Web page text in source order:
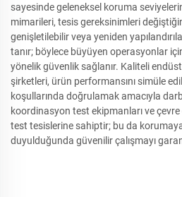
sayesinde geleneksel koruma
mimarileri, tesis gereksinimleri
genişletilebilir veya yeniden
tanır; böylece büyüyen operasyonlar
yönelik güvenlik sağlanır. Kaliteli
şirketleri, ürün performansını simüle
koşullarında doğrulamak amacıyla
koordinasyon test ekipmanları ve çevre
test tesislerine sahiptir; bu da
duyulduğunda güvenilir çalışmayı